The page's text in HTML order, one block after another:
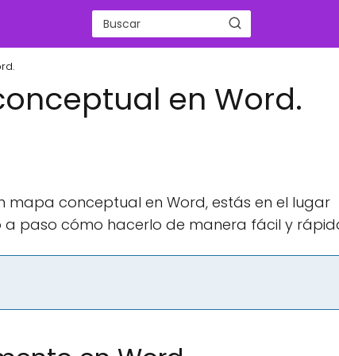
en Word.
mapa conceptual en Word, estás en el lugar
paso cómo hacerlo de manera fácil y